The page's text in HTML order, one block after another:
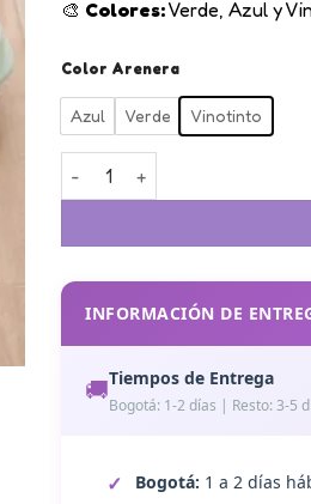
🎨 Colores:Verde, Azul y
Color Arenera
Azul Verde Vinotinto
Arenera Para Gatos
INFORMACIÓN DE
🚚Tiempos de Entrega
Bogotá: 1-2 días | Resto: 3-5
Bogotá: 1 a 2 días